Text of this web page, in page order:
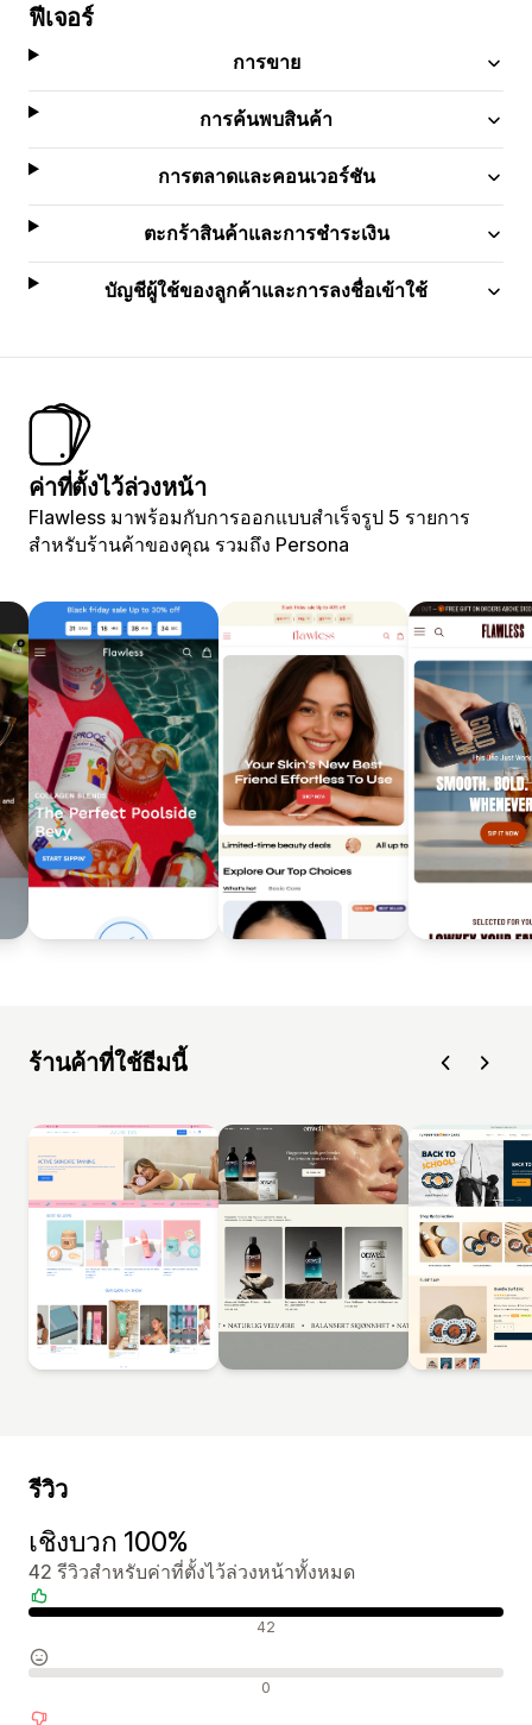
ฟีเจอร์
การขาย
การค้นพบสินค้า
การตลาดและคอนเวอร์ชัน
ตะกร้าสินค้าและการชำระเงิน
บัญชีผู้ใช้ของลูกค้าและการลงชื่อเข้าใช้
ค่าที่ตั้งไว้ล่วงหน้า
Flawless มาพร้อมกับการออกแบบสำเร็จรูป 5 รายการ
สำหรับร้านค้าของคุณ รวมถึง Persona
ร้านค้าที่ใช้ธีมนี้
รีวิว
เชิงบวก 100%
42 รีวิวสำหรับค่าที่ตั้งไว้ล่วงหน้าทั้งหมด
รีวิวเชิงบวก 42
รีวิวที่เป็นกลาง 0